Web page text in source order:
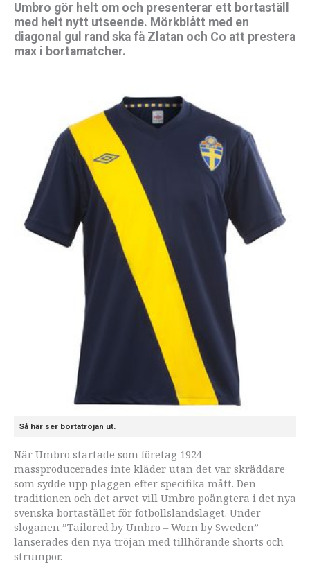
Umbro gör helt om och presenterar ett bortaställ
med helt nytt utseende. Mörkblått med en
diagonal gul rand ska få Zlatan och Co att prestera
max i bortamatcher.
Så här ser bortatröjan ut.
När Umbro startade som företag 1924
massproducerades inte kläder utan det var skräddare
som sydde upp plaggen efter specifika mått. Den
traditionen och det arvet vill Umbro poängtera i det nya
svenska bortastället för fotbollslandslaget. Under
sloganen ”Tailored by Umbro – Worn by Sweden”
lanserades den nya tröjan med tillhörande shorts och
strumpor.